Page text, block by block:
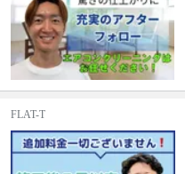
FLAT-T